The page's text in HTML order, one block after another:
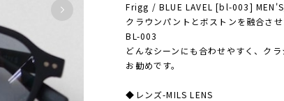
Frigg / BLUE LAVEL [bl-003]
クラウンパントとボストンを融合
BL-003
どんなシーンにも合わせやすく、ク
お勧めです。
◆レンズ-MILS LENS